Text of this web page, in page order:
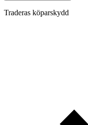
Traderas köparskydd